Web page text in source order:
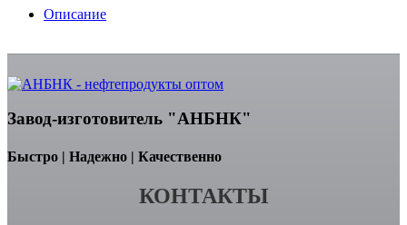
Описание
Завод-изготовитель "АНБНК"
Быстро | Надежно | Качественно
КОНТАКТЫ